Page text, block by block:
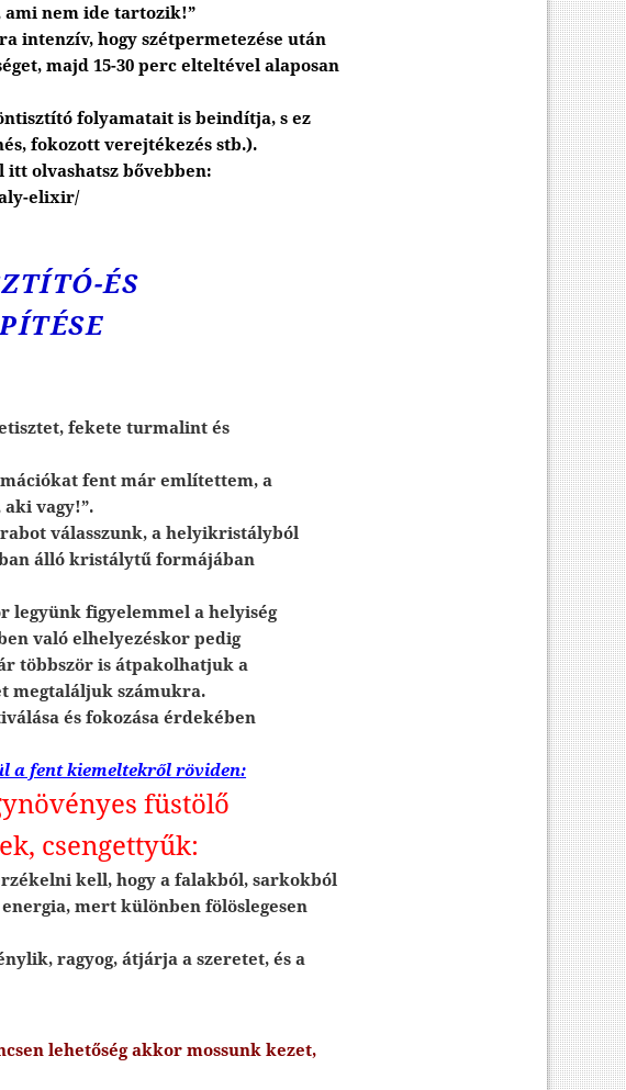
ami nem ide tartozik!”
intenzív, hogy szétpermetezése után
majd 15-30 perc elteltével alaposan
folyamatait is beindítja, s ez
fokozott verejtékezés stb.).
olvashatsz bővebben:
elixir/
ÉS
fekete turmalint és
fent már említettem, a
vagy!”.
válasszunk, a helyikristályból
álló kristálytű formájában
legyünk figyelemmel a helyiség
való elhelyezéskor pedig
többször is átpakolhatjuk a
megtaláljuk számukra.
és fokozása érdekében
a fent kiemeltekről röviden:
füstölő
csengettyűk:
kell, hogy a falakból, sarkokból
mert különben fölöslegesen
ragyog, átjárja a szeretet, és a
lehetőség akkor mossunk kezet,